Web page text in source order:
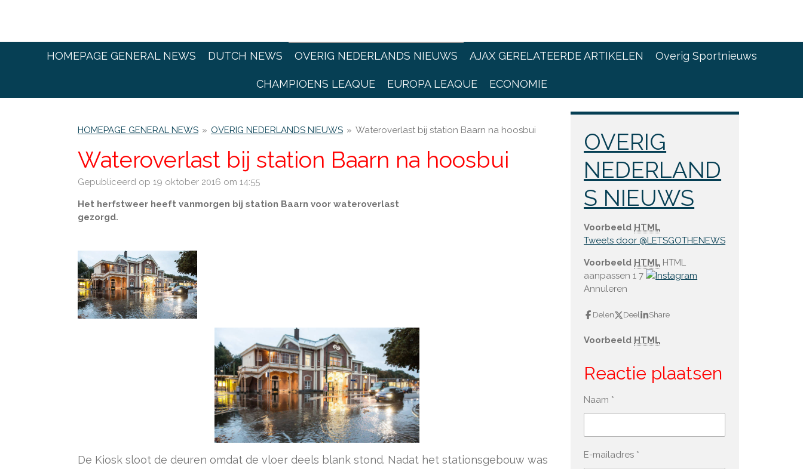
HOMEPAGE GENERAL NEWS DUTCH NEWS OVERIG NEDERLANDS NIEUWS AJAX GERELATEERDE ARTIKELEN Overig Sportnieuws
CHAMPIOENS LEAQUE EUROPA LEAQUE ECONOMIE
HOMEPAGE GENERAL NEWS » OVERIG NEDERLANDS NIEUWS » Wateroverlast bij station Baarn na hoosbui
Wateroverlast bij station Baarn na hoosbui
Gepubliceerd op 19 oktober 2016 om 14:55
Het herfstweer heeft vanmorgen bij station Baarn voor wateroverlast
gezorgd.
De Kiosk sloot de deuren omdat de vloer deels blank stond. Nadat het stationsgebouw was
OVERIG
NEDERLAND
S NIEUWS
Voorbeeld HTML
Tweets door @LETSGOTHENEWS
Voorbeeld HTML HTML
aanpassen 17
Annuleren
Delen Deel Share
Voorbeeld HTML
Reactie plaatsen
Naam *
E-mailadres *